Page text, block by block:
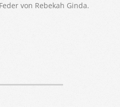
von Rebekah Ginda.